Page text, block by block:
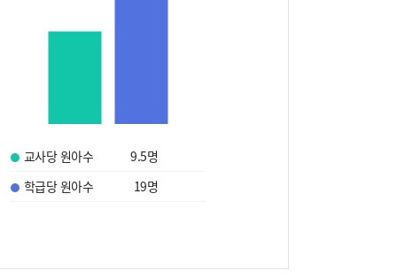
교사당 원아수 9.5명
학급당 원아수
19명